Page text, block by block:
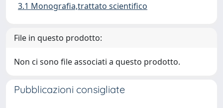
3.1 Monografia,trattato scientifico
File in questo prodotto:
Non ci sono file associati a questo prodotto.
Pubblicazioni consigliate